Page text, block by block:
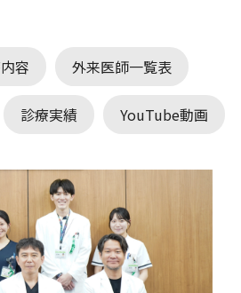
容 外来医師一覧表
診療実績 YouTube動画